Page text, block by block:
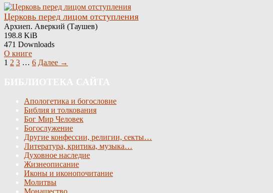
Церковь перед лицом отступления
Архиеп. Аверкий (Таушев)
198.8 KiB
471 Downloads
О книге
1 2 3 … 6 Далее →
Апологетика и богословие
Библия и толкования
Бог Мир Человек
Богослужение
Другие конфессии, религии, секты…
Литература, критика, музыка…
Духовное наследие
Жизнеописание
Иконы и иконопочитание
Молитвы